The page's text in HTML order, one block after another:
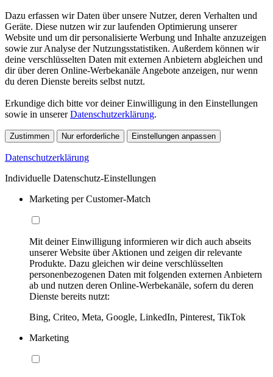
Dazu erfassen wir Daten über unsere Nutzer, deren Verhalten und
Geräte. Diese nutzen wir zur laufenden Optimierung unserer
Website und um dir personalisierte Werbung und Inhalte anzuzeigen
sowie zur Analyse der Nutzungsstatistiken. Außerdem können wir
deine verschlüsselten Daten mit externen Anbietern abgleichen und
dir über deren Online-Werbekanäle Angebote anzeigen, nur wenn
du deren Dienste bereits selbst nutzt.
Erkundige dich bitte vor deiner Einwilligung in den Einstellungen
sowie in unsererDatenschutzerklärung.
Zustimmen Nur erforderliche Einstellungen anpassen
Datenschutzerklärung
Individuelle Datenschutz-Einstellungen
Marketing per Customer-Match
Mit deiner Einwilligung informieren wir dich auch abseits
unserer Website über Aktionen und zeigen dir relevante
Produkte. Dazu gleichen wir deine verschlüsselten
personenbezogenen Daten mit folgenden externen Anbietern
ab und nutzen deren Online-Werbekanäle, sofern du deren
Dienste bereits nutzt:
Bing, Criteo, Meta, Google, LinkedIn, Pinterest, TikTok
Marketing